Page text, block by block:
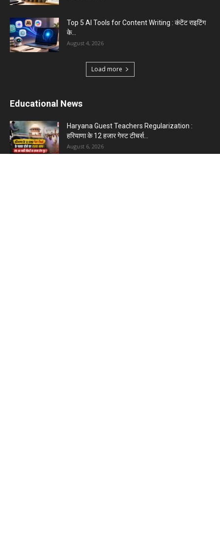
Top 5 AI Tools for Content Writing : कंटेंट राइटिंग
के...
August 4, 2026
Load more
Educational News
Haryana Guest Teachers Regularization :
हरियाणा के 12 हजार गेस्ट टीचर्स...
August 6, 2026